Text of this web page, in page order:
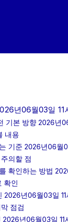
년06월03일 11
기본 방향 2026년
내용
기준 2026년06월
의할 점
확인하는 방법
확인
2026년06월03일
점검
년06월03일 11